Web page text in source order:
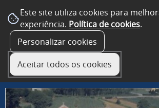
Este site utiliza cookies para
experiência. Política de cookies.
Personalizar cookies
Aceitar todos os cookies